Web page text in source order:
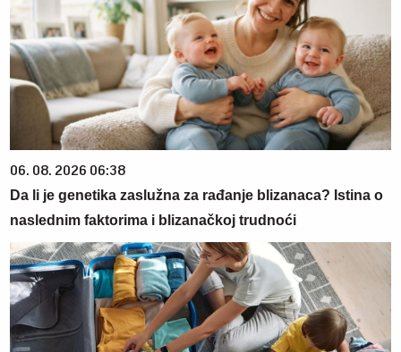
06. 08. 2026 06:38
Da li je genetika zaslužna za rađanje blizanaca? Istina o
naslednim faktorima i blizanačkoj trudnoći